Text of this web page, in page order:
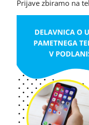
Prijave zbiramo na